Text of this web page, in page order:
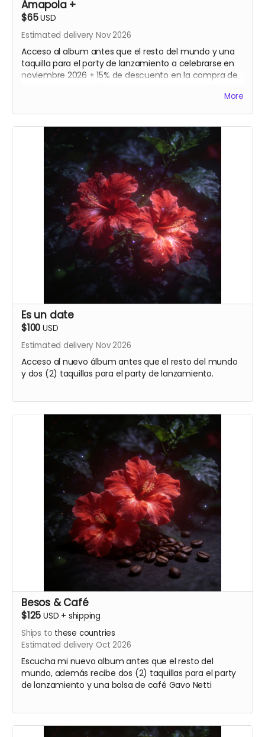
Amapola +
$65USD
Estimated delivery Nov 2026
Acceso al album antes que el resto del mundo y una
taquilla para el party de lanzamiento a celebrarse en
noviembre 2026 + 15% de descuento en la compra de
More
Es un date
$100 USD
Estimated delivery Nov 2026
Acceso al nuevo álbum antes que el resto del mundo
y dos (2) taquillas para el party de lanzamiento.
Besos & Café
$125 USD + shipping
Ships to these countries
Estimated delivery Oct 2026
Escucha mi nuevo album antes que el resto del
mundo, además recibe dos (2) taquillas para el party
de lanzamiento y una bolsa de café Gavo Netti